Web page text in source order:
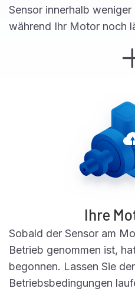
Sensor innerhalb
während Ihr Motor noch
Ihre
Sobald der Sensor am
Betrieb genommen ist,
begonnen. Lassen Sie
Betriebsbedingungen